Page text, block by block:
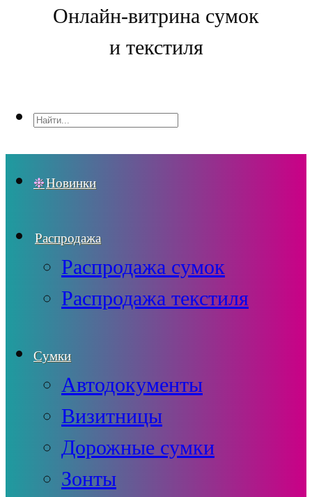
Онлайн-витрина сумок
и текстиля
Новинки
Распродажа
Распродажа сумок
Распродажа текстиля
Сумки
Автодокументы
Визитницы
Дорожные сумки
Зонты